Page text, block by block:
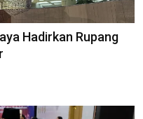
Hadirkan Rupang